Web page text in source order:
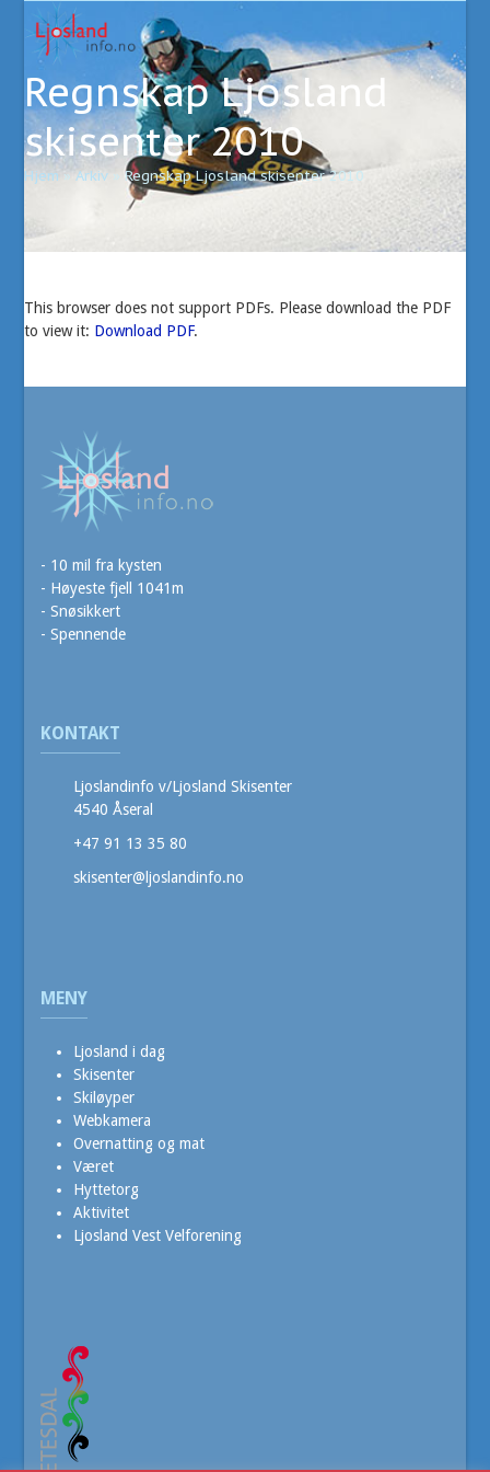
content
Open
mobile
menu
Close
mobile
menu
Regnskap Ljosland
skisenter 2010
Hjem»Arkiv »Regnskap Ljosland skisenter 2010
This browser does not support PDFs. Please download the PDF
to view it: Download PDF.
- 10 mil fra kysten
- Høyeste fjell 1041m
- Snøsikkert
- Spennende
KONTAKT
Ljoslandinfo v/Ljosland Skisenter
4540 Åseral
+47 91 13 35 80
skisenter@ljoslandinfo.no
MENY
Ljosland i dag
Skisenter
Skiløyper
Webkamera
Overnatting og mat
Været
Hyttetorg
Aktivitet
Ljosland Vest Velforening